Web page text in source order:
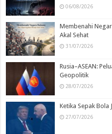
06/08/2026
Membenahi
Akal Sehat
31/07/2026
Rusia–ASEAN:
Geopolitik
28/07/2026
Ketika Sepak Bola
27/07/2026